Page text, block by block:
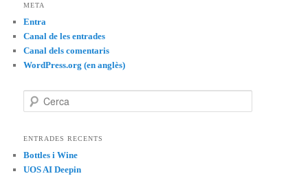
META
Entra
Canal de les entrades
Canal dels comentaris
WordPress.org (en anglès)
e
c
a
ENTRADES RECENTS
Bottles i Wine
UOS AI Deepin